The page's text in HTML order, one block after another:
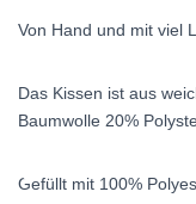
Von Hand und mit viel
Das Kissen ist aus
Baumwolle 20%
Gefüllt mit 100%